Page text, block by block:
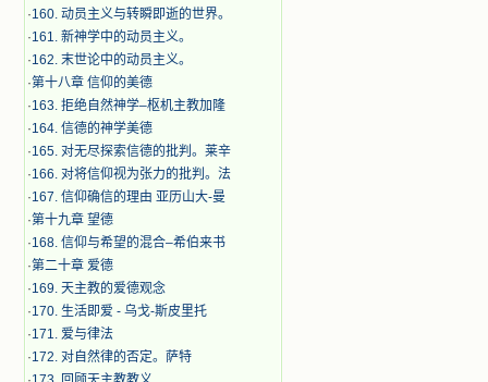
·160. 动员主义与转瞬即逝的世界。
·161. 新神学中的动员主义。
·162. 末世论中的动员主义。
·第十八章 信仰的美德
·163. 拒绝自然神学–枢机主教加隆
·164. 信德的神学美德
·165. 对无尽探索信德的批判。莱辛
·166. 对将信仰视为张力的批判。法
·167. 信仰确信的理由 亚历山大-曼
·第十九章 望德
·168. 信仰与希望的混合–希伯来书
·第二十章 爱德
·169. 天主教的爱德观念
·170. 生活即爱 - 乌戈-斯皮里托
·171. 爱与律法
·172. 对自然律的否定。萨特